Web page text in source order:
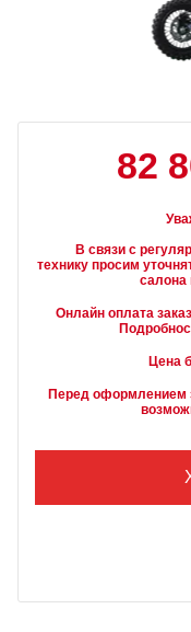
82
технику просим
Онлайн оплата
Цена
Перед оформлением